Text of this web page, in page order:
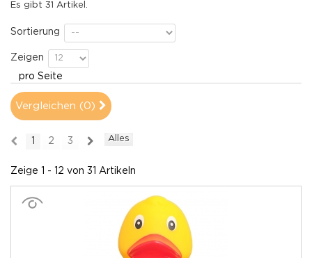
Es gibt 31 Artikel.
Sortierung
Zeigen
pro Seite
Vergleichen (0)
Alles
2 3
Zeige 1 - 12 von 31 Artikeln